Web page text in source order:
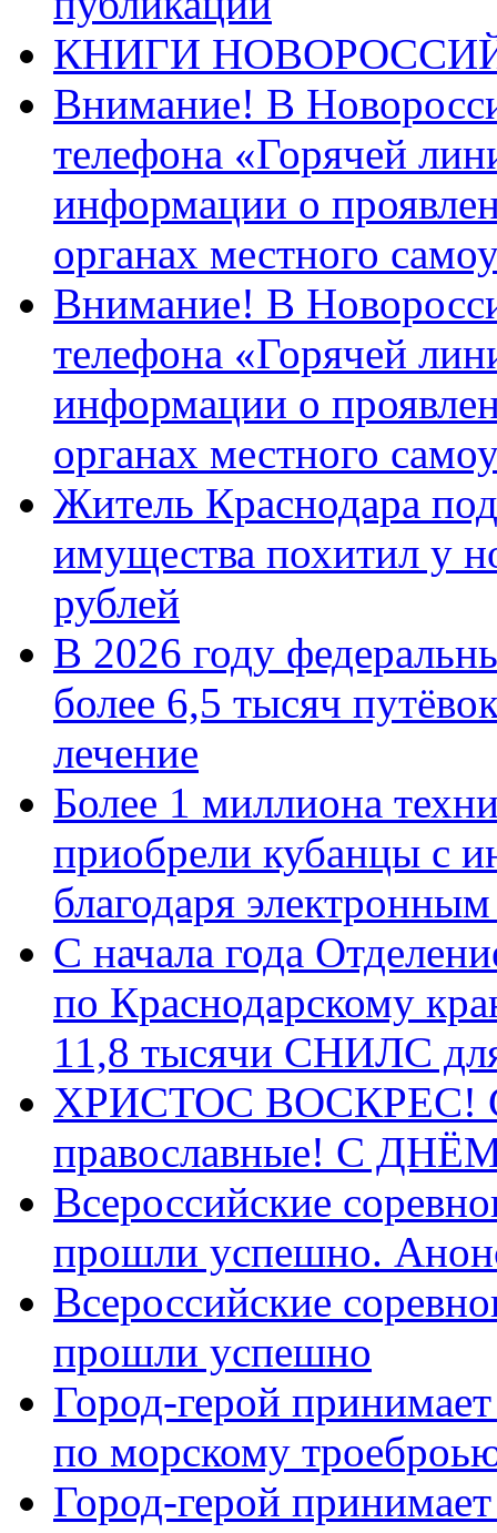
КНИГИ
Внимание! В
телефона «Горячей
информации о
органах местного
Внимание! В
телефона «Горячей
информации о
органах местного
Житель Краснодара
имущества похитил у
рублей
В 2026 году
более 6,5 тысяч
лечение
Более 1 миллиона
приобрели кубанцы с
благодаря
С начала года
по Краснодарскому
11,8 тысячи СНИЛС
ХРИСТОС ВОСКРЕС! С
православные! C
Всероссийские
прошли успешно.
Всероссийские
прошли успешно
Город-герой
по морскому
Город-герой